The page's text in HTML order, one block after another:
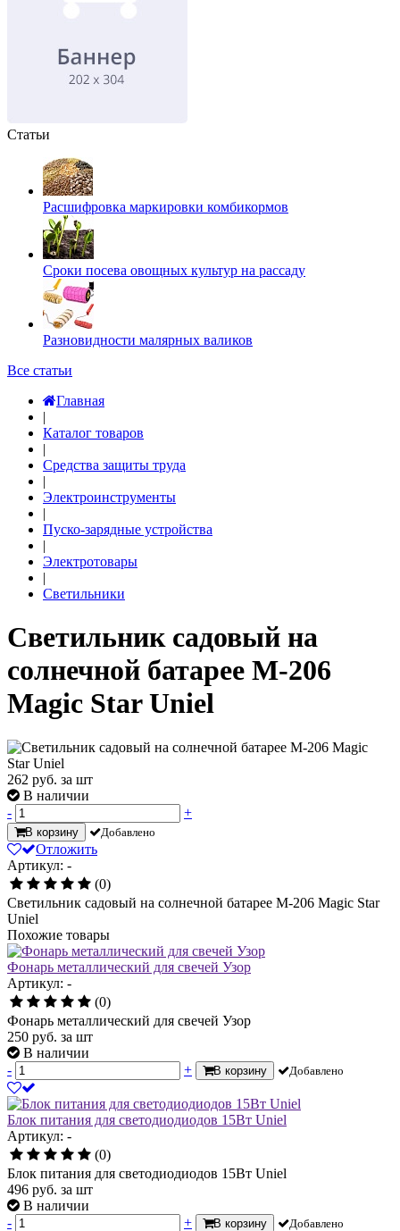
Статьи
Расшифровка маркировки комбикормов
Сроки посева овощных культур на рассаду
Разновидности малярных валиков
Все статьи
Главная
|
Каталог товаров
|
Средства защиты труда
|
Электроинструменты
|
Пуско-зарядные устройства
|
Электротовары
|
Светильники
Светильник садовый на
солнечной батарее M-206
Magic Star Uniel
262 руб. за шт
В наличии
-
+
В корзину Добавлено
Отложить
Артикул: -
(0)
Светильник садовый на солнечной батарее M-206 Magic Star
Uniel
Похожие товары
Фонарь металлический для свечей Узор
Артикул: -
(0)
Фонарь металлический для свечей Узор
250 руб. за шт
В наличии
-
+ В корзину Добавлено
Блок питания для светодиодиодов 15Вт Uniel
Артикул: -
(0)
Блок питания для светодиодиодов 15Вт Uniel
496 руб. за шт
В наличии
-
+ В корзину Добавлено